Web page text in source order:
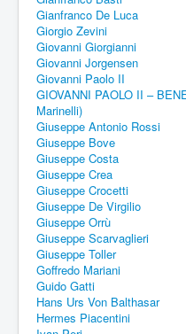
Gianfranco De Luca
Giorgio Zevini
Giovanni Giorgianni
Giovanni Jorgensen
Giovanni Paolo II
GIOVANNI PAOLO II –
Marinelli)
Giuseppe Antonio Rossi
Giuseppe Bove
Giuseppe Costa
Giuseppe Crea
Giuseppe Crocetti
Giuseppe De Virgilio
Giuseppe Orrù
Giuseppe Scarvaglieri
Giuseppe Toller
Goffredo Mariani
Guido Gatti
Hans Urs Von Balthasar
Hermes Piacentini